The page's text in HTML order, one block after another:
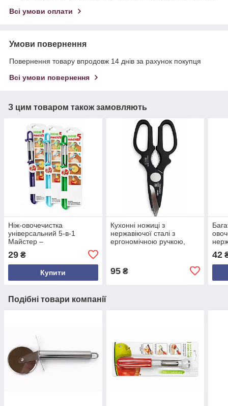
Всі умови оплати
Умови повернення
Повернення товару впродовж 14 днів за рахунок покупця
Всі умови повернення
З цим товаром також замовляють
Ніж-овочечистка
універсальний 5-в-1
Майстер –
кухонний інструмент для
овочів і фруктів
29 ₴
Купити
Кухонні ножиці з
нержавіючої сталі з
ергономічною ручкою,
95₴
42
Подібні товари компанії